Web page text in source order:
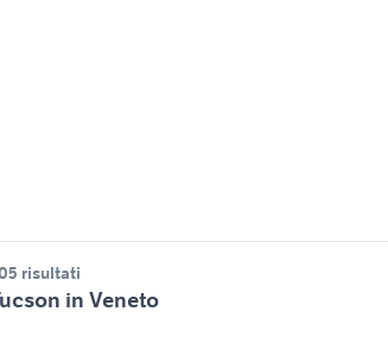
risultati
in Veneto